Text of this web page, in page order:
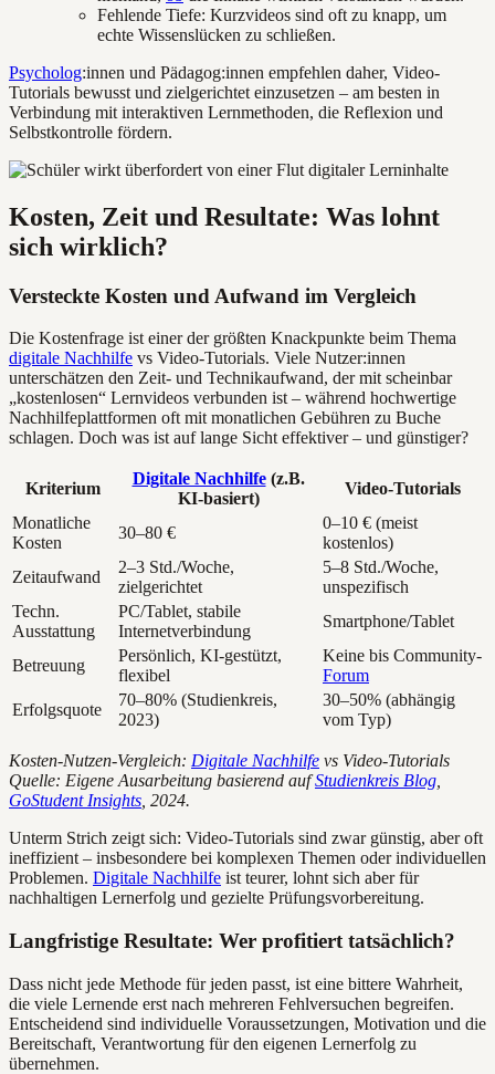
Fehlende Tiefe: Kurzvideos sind oft zu knapp, um
echte Wissenslücken zu schließen.
Psycholog:innen und Pädagog:innen empfehlen daher, Video-
Tutorials bewusst und zielgerichtet einzusetzen – am besten in
Verbindung mit interaktiven Lernmethoden, die Reflexion und
Selbstkontrolle fördern.
Kosten, Zeit und Resultate: Was lohnt
sich wirklich?
Versteckte Kosten und Aufwand im Vergleich
Die Kostenfrage ist einer der größten Knackpunkte beim Thema
digitale Nachhilfe vs Video-Tutorials. Viele Nutzer:innen
unterschätzen den Zeit- und Technikaufwand, der mit scheinbar
„kostenlosen“ Lernvideos verbunden ist – während hochwertige
Nachhilfeplattformen oft mit monatlichen Gebühren zu Buche
schlagen. Doch was ist auf lange Sicht effektiver – und günstiger?
Kriterium
Digitale Nachhilfe(z.B.
KI-basiert)
Video-Tutorials
Monatliche
Kosten
30–80 €
0–10 € (meist
kostenlos)
Zeitaufwand
2–3 Std./Woche,
zielgerichtet
5–8 Std./Woche,
unspezifisch
Techn.
Ausstattung
PC/Tablet, stabile
Internetverbindung
Smartphone/Tablet
Betreuung
Persönlich, KI-gestützt,
flexibel
Keine bis Community-
Forum
Erfolgsquote
70–80% (Studienkreis,
2023)
30–50% (abhängig
vom Typ)
Kosten-Nutzen-Vergleich: Digitale Nachhilfe vs Video-Tutorials
Quelle: Eigene Ausarbeitung basierend aufStudienkreis Blog
GoStudent Insights , 2024.
Unterm Strich zeigt sich: Video-Tutorials sind zwar günstig, aber oft
ineffizient – insbesondere bei komplexen Themen oder individuellen
Problemen. Digitale Nachhilfe ist teurer, lohnt sich aber für
nachhaltigen Lernerfolg und gezielte Prüfungsvorbereitung.
Langfristige Resultate: Wer profitiert tatsächlich?
Dass nicht jede Methode für jeden passt, ist eine bittere Wahrheit,
die viele Lernende erst nach mehreren Fehlversuchen begreifen.
Entscheidend sind individuelle Voraussetzungen, Motivation und die
Bereitschaft, Verantwortung für den eigenen Lernerfolg zu
übernehmen.